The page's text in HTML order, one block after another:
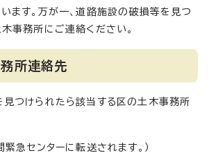
ます。万が一、道路施設の破損等を見つ
事務所にご連絡ください。
所連絡先
つけられたら該当する区の土木事務所
緊急センターに転送されます。）